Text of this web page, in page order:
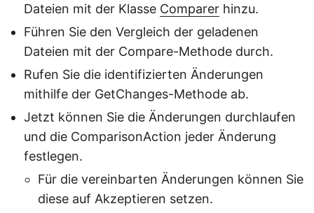
Dateien mit der Klasse Comparer hinzu.
Führen Sie den Vergleich der geladenen
Dateien mit der Compare-Methode durch.
Rufen Sie die identifizierten Änderungen
mithilfe der GetChanges-Methode ab.
Jetzt können Sie die Änderungen durchlaufen
und die ComparisonAction jeder Änderung
festlegen.
Für die vereinbarten Änderungen können Sie
diese auf Akzeptieren setzen.